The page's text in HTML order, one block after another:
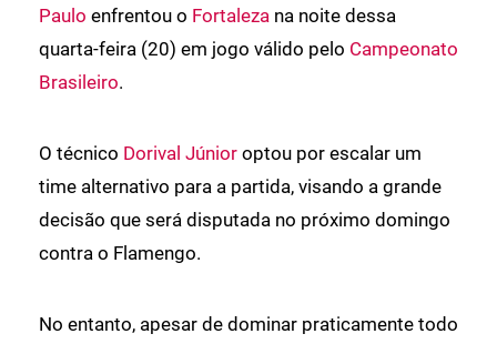
Paulo enfrentou o Fortaleza na noite dessa
quarta-feira (20) em jogo válido pelo Campeonato
Brasileiro.
O técnico Dorival Júnior optou por escalar um
time alternativo para a partida, visando a grande
decisão que será disputada no próximo domingo
contra o Flamengo.
No entanto, apesar de dominar praticamente todo